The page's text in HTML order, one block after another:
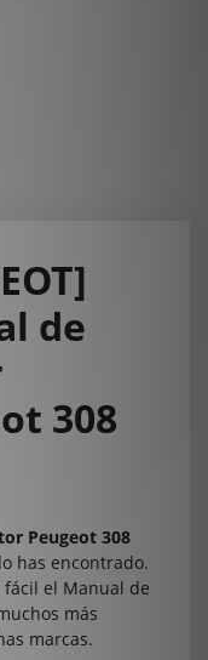
de
308
Peugeot 308
has encontrado.
el Manual de
más
marcas.